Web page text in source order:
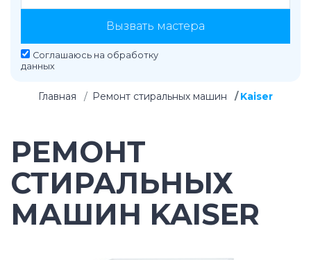
Вызвать мастера
Соглашаюсь на обработку
данных
Главная Ремонт стиральных машин Kaiser
РЕМОНТ
СТИРАЛЬНЫХ
МАШИН KAISER